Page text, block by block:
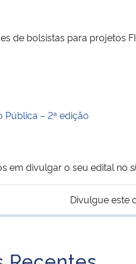
de bolsistas para projetos
– 2ª edição
em divulgar o seu edital no
Divulgue este